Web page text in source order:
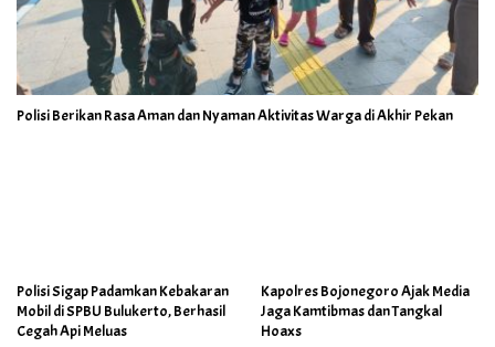
Polisi Berikan Rasa Aman dan Nyaman Aktivitas Warga di Akhir Pekan
Polisi Sigap Padamkan Kebakaran
Mobil di SPBU Bulukerto, Berhasil
Cegah Api Meluas
Kapolres Bojonegoro Ajak Media
Jaga Kamtibmas dan Tangkal
Hoaxs